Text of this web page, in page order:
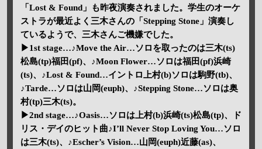
「Lost & Found」も昨夜演奏されました。学生のオーケ
ストラが最近よく三木さんの「Stepping Stone」演奏し
ているようで、三木さんご機嫌でした。
▶1st stage…♪Move the Air…ソロを取ったのは三木(ts)
松島(tp)福田(pf)、♪Moon Flower…ソロは福田(pf)浜崎
(ts)、♪Lost & Found…イントロ上村(b)ソロは駒野(tb)、
♪Tarde…ソロは山岡(euph)、♪Stepping Stone…ソロは奥
村(tp)三木(ts)。
▶2nd stage…♪Oasis…ソロは上村(b)浜崎(ts)松島(tp)、ド
リス・デイのヒット曲♪I’ll Never Stop Loving You…ソロ
は三木(ts)、♪Escher’s Vision…山岡(euph)近藤(as)、